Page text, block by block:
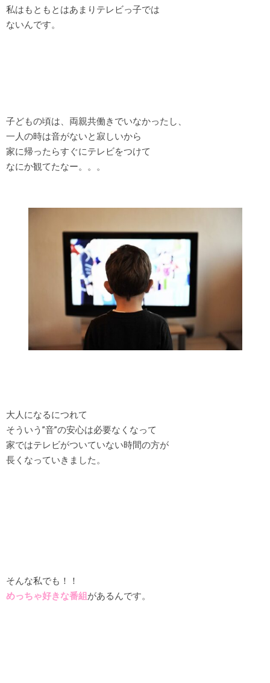
私はもともとはあまりテレビっ子では
ないんです。
子どもの頃は、両親共働きでいなかったし、
一人の時は音がないと寂しいから
家に帰ったらすぐにテレビをつけて
なにか観てたなー。。。
大人になるにつれて
そういう”音”の安心は必要なくなって
家ではテレビがついていない時間の方が
長くなっていきました。
そんな私でも！！
めっちゃ好きな番組があるんです。